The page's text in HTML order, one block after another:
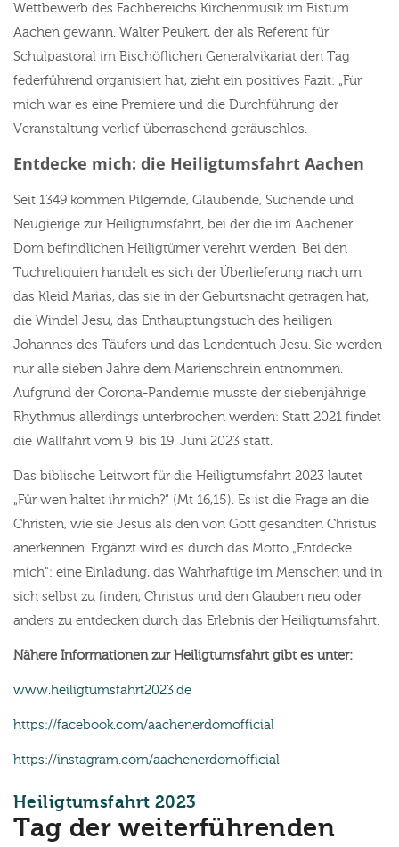
Wettbewerb des Fachbereichs Kirchenmusik im Bistum
Aachen gewann. Walter Peukert, der als Referent für
Schulpastoral im Bischöflichen Generalvikariat den Tag
federführend organisiert hat, zieht ein positives Fazit: „Für
mich war es eine Premiere und die Durchführung der
Veranstaltung verlief überraschend geräuschlos.
Entdecke mich: die Heiligtumsfahrt Aachen
Seit 1349 kommen Pilgernde, Glaubende, Suchende und
Neugierige zur Heiligtumsfahrt, bei der die im Aachener
Dom befindlichen Heiligtümer verehrt werden. Bei den
Tuchreliquien handelt es sich der Überlieferung nach um
das Kleid Marias, das sie in der Geburtsnacht getragen hat,
die Windel Jesu, das Enthauptungstuch des heiligen
Johannes des Täufers und das Lendentuch Jesu. Sie werden
nur alle sieben Jahre dem Marienschrein entnommen.
Aufgrund der Corona-Pandemie musste der siebenjährige
Rhythmus allerdings unterbrochen werden: Statt 2021 findet
die Wallfahrt vom 9. bis 19. Juni 2023 statt.
Das biblische Leitwort für die Heiligtumsfahrt 2023 lautet
„Für wen haltet ihr mich?“ (Mt 16,15). Es ist die Frage an die
Christen, wie sie Jesus als den von Gott gesandten Christus
anerkennen. Ergänzt wird es durch das Motto „Entdecke
mich": eine Einladung, das Wahrhaftige im Menschen und in
sich selbst zu finden, Christus und den Glauben neu oder
anders zu entdecken durch das Erlebnis der Heiligtumsfahrt.
Nähere Informationen zur Heiligtumsfahrt gibt es unter:
www.heiligtumsfahrt2023.de
https://facebook.com/aachenerdomofficial
https://instagram.com/aachenerdomofficial
Heiligtumsfahrt 2023
Tag der weiterführenden